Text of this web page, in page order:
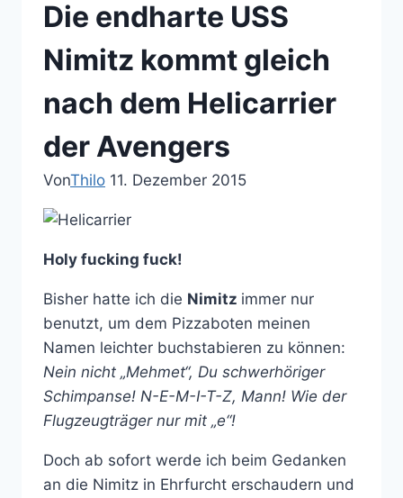
Die endharte USS
Nimitz kommt gleich
nach dem Helicarrier
der Avengers
VonThilo 11. Dezember 2015
Holy fucking fuck!
Bisher hatte ich die Nimitz immer nur
benutzt, um dem Pizzaboten meinen
Namen leichter buchstabieren zu können:
Nein nicht „Mehmet“, Du schwerhöriger
Schimpanse! N-E-M-I-T-Z, Mann! Wie der
Flugzeugträger nur mit „e“!
Doch ab sofort werde ich beim Gedanken
an die Nimitz in Ehrfurcht erschaudern und